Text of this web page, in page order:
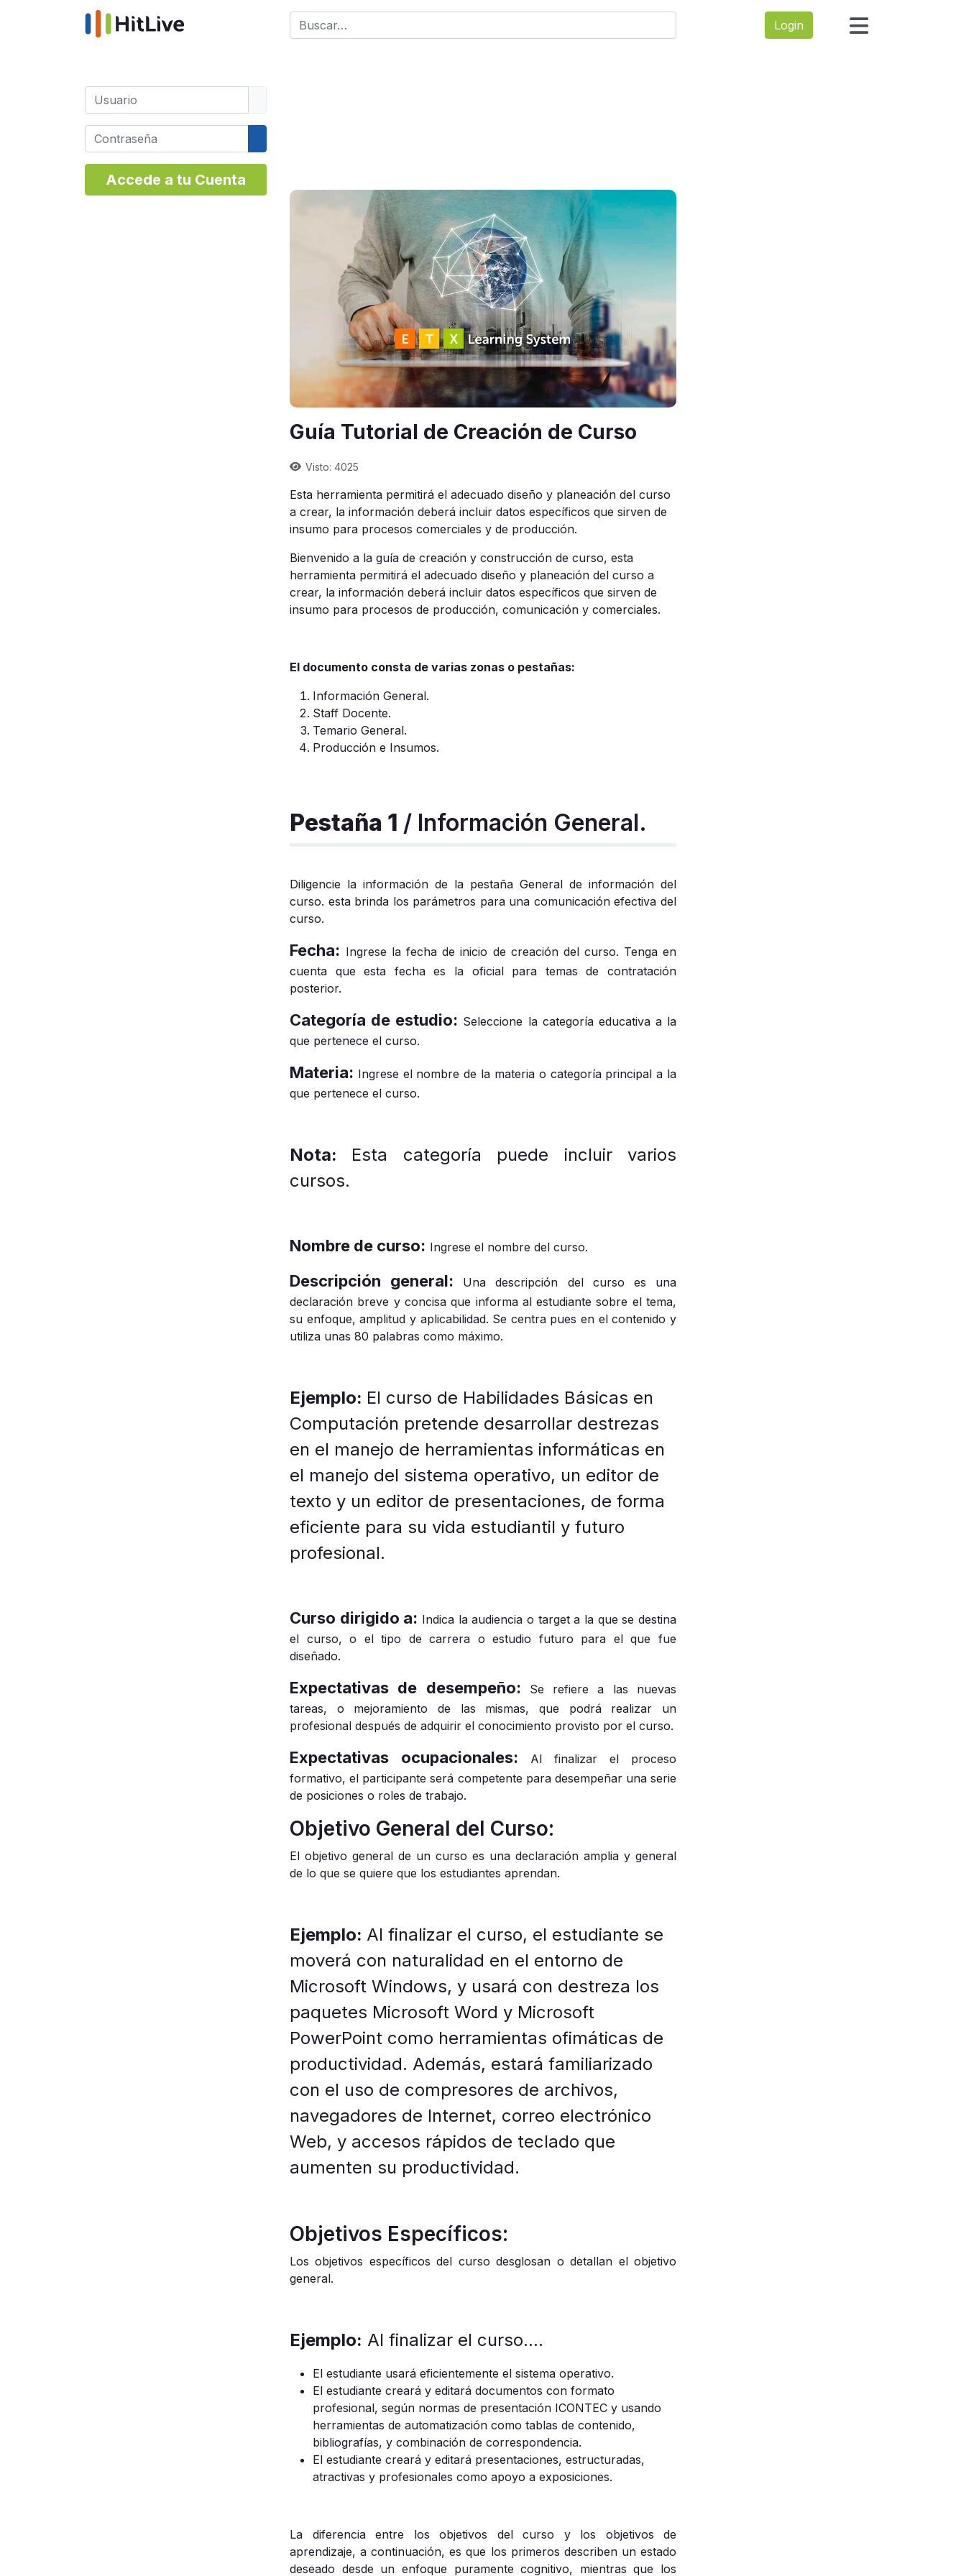
Buscar
Login
Guía Tutorial de Creación de Curso
Visto: 4025
Esta herramienta permitirá el adecuado diseño y planeación del curso
a crear, la información deberá incluir datos específicos que sirven de
insumo para procesos comerciales y de producción.
Bienvenido a la guía de creación y construcción de curso, esta
herramienta permitirá el adecuado diseño y planeación del curso a
crear, la información deberá incluir datos específicos que sirven de
insumo para procesos de producción, comunicación y comerciales.
El documento consta de varias zonas o pestañas:
Información General.
Staff Docente.
Temario General.
Producción e Insumos.
Pestaña 1 / Información General.
Diligencie la información de la pestaña General de información del
curso. esta brinda los parámetros para una comunicación efectiva del
curso.
Fecha: Ingrese la fecha de inicio de creación del curso. Tenga en
cuenta que esta fecha es la oficial para temas de contratación
posterior.
Categoría de estudio: Seleccione la categoría educativa a la
que pertenece el curso.
Materia: Ingrese el nombre de la materia o categoría principal a la
que pertenece el curso.
Nota: Esta categoría puede incluir varios
cursos.
Nombre de curso: Ingrese el nombre del curso.
Descripción general:
Una descripción del curso es una
declaración breve y concisa que informa al estudiante sobre el tema,
su enfoque, amplitud y aplicabilidad. Se centra pues en el contenido y
utiliza unas 80 palabras como máximo.
Ejemplo: El curso de Habilidades Básicas en
Computación pretende desarrollar destrezas
en el manejo de herramientas informáticas en
el manejo del sistema operativo, un editor de
texto y un editor de presentaciones, de forma
eficiente para su vida estudiantil y futuro
profesional.
Curso dirigido a: Indica la audiencia o target a la que se destina
el curso, o el tipo de carrera o estudio futuro para el que fue
diseñado.
Expectativas de desempeño:
Se refiere a las nuevas
tareas, o mejoramiento de las mismas, que podrá realizar un
profesional después de adquirir el conocimiento provisto por el curso.
Expectativas ocupacionales:
Al finalizar el proceso
formativo, el participante será competente para desempeñar una serie
de posiciones o roles de trabajo.
Objetivo General del Curso:
El objetivo general de un curso es una declaración amplia y general
de lo que se quiere que los estudiantes aprendan.
Ejemplo: Al finalizar el curso, el estudiante se
moverá con naturalidad en el entorno de
Microsoft Windows, y usará con destreza los
paquetes Microsoft Word y Microsoft
PowerPoint como herramientas ofimáticas de
productividad. Además, estará familiarizado
con el uso de compresores de archivos,
navegadores de Internet, correo electrónico
Web, y accesos rápidos de teclado que
aumenten su productividad.
Objetivos Específicos:
Los objetivos específicos del curso desglosan o detallan el objetivo
general.
Ejemplo: Al finalizar el curso….
El estudiante usará eficientemente el sistema operativo.
El estudiante creará y editará documentos con formato
profesional, según normas de presentación ICONTEC y usando
herramientas de automatización como tablas de contenido,
bibliografías, y combinación de correspondencia.
El estudiante creará y editará presentaciones, estructuradas,
atractivas y profesionales como apoyo a exposiciones.
La diferencia entre los objetivos del curso y los objetivos de
aprendizaje, a continuación, es que los primeros describen un estado
deseado desde un enfoque puramente cognitivo, mientras que los
Usuario
Contraseña
Mostrar contraseña
Accede a tu Cuenta